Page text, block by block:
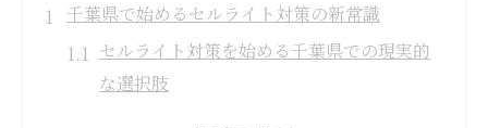
千葉県で始めるセルライト対策の新常識
セルライト対策を始める千葉県での現実的
な選択肢